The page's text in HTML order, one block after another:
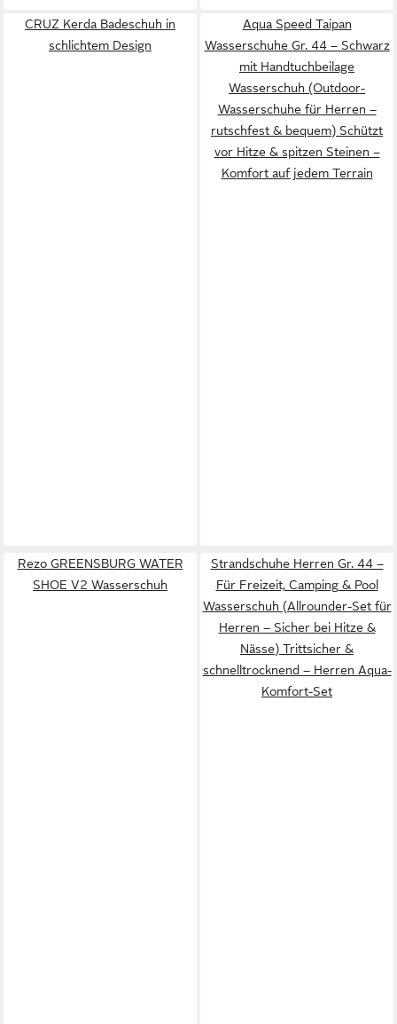
CRUZ Kerda Badeschuh in
schlichtem Design
Aqua Speed Taipan
Wasserschuhe Gr. 44 – Schwarz
mit Handtuchbeilage
Wasserschuh (Outdoor-
Wasserschuhe für Herren –
rutschfest & bequem) Schützt
vor Hitze & spitzen Steinen –
Komfort auf jedem Terrain
Rezo GREENSBURG WATER
SHOE V2 Wasserschuh
Strandschuhe Herren Gr. 44 –
Für Freizeit, Camping & Pool
Wasserschuh (Allrounder-Set für
Herren – Sicher bei Hitze &
Nässe) Trittsicher &
schnelltrocknend – Herren Aqua-
Komfort-Set